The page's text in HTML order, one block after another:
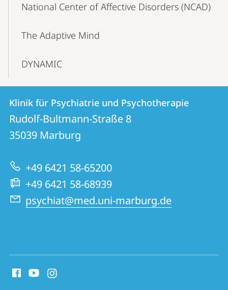
National Center of Affective Disorders (NCAD)
The Adaptive Mind
DYNAMIC
Kontakt
und
Informationen
zur
Website
Kontaktinformationen
Klinik
für
Psychiatrie
und
Psychotherapie
Klinik für Psychiatrie und Psychotherapie
Rudolf-Bultmann-Straße 8
35039 Marburg
+49 6421 58-65200
+49 6421 58-68939
psychiat@med.uni-marburg.de
Media